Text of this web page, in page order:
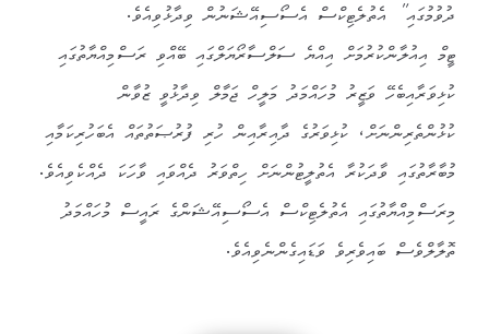
ދުވުމުގައި” އެތުލެޓިކްސް އެސޯސިއޭޝަނުން ވިދާޅުވިއެވެ.
ޓީމް އިއުލާންކުރުމަށް އިއްޔެ ސަލްސާރޯޔަލްގައި ބޭއްވި ރަސްމިއްޔާތުގައި
ކުޅިވަރާއިބެހޭ ވަޒީރު މުހައްމަދު މަލީހް ޖަމާލް ވިދާޅުވީ ޒުވާން
ކުޅުންތެރިންނަށް، ކުޅިވަރުގެ ދާއިރާއިން ހުރި ފުރުޞަތުތައް އެބަހުރިކަމާއި
މުބާރާތުގައި ވާދަކުރާ އެތުލީޓުންނަށް ހިތްވަރު ދެއްވައި ވާހަކަ ދެއްކެވިއެވެ.
މިރަސްމިއްޔާތުގައި އެތުލެޓިކްސް އެސޯސިއޭޝަންގެ ރައީސް މުހައްމަދު
ތޮލާލްވެސް ބައިވެރިވެ ވަޑައިގެންނެވިއެވެ.